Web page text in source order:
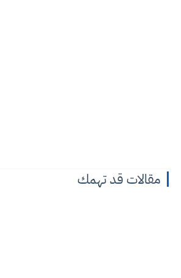
مقالات قد تهمك